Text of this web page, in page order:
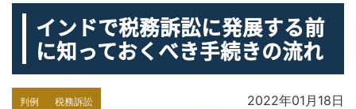
インドで税務訴訟に発展する前
に知っておくべき手続きの流れ
判例 税務訴訟 2022年01月18日